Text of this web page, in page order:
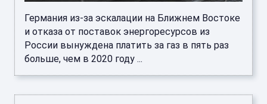
Германия из-за эскалации на Ближнем Востоке
и отказа от поставок энергоресурсов из
России вынуждена платить за газ в пять раз
больше, чем в 2020 году ...